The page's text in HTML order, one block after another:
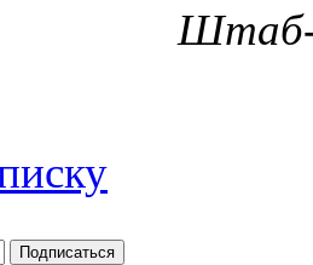
Штаб-
Подписаться